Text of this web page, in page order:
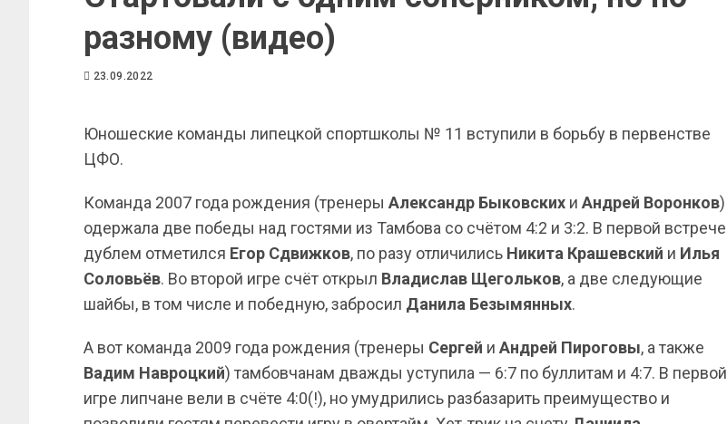
разному (видео)
23.09.2022
Юношеские команды липецкой спортшколы № 11 вступили в борьбу в первенстве
ЦФО.
Команда 2007 года рождения (тренеры Александр Быковских и Андрей Воронков)
одержала две победы над гостями из Тамбова со счётом 4:2 и 3:2. В первой встрече
дублем отметился Егор Сдвижков, по разу отличились Никита Крашевский и Илья
Соловьёв. Во второй игре счёт открыл Владислав Щегольков, а две следующие
шайбы, в том числе и победную, забросил Данила Безымянных.
А вот команда 2009 года рождения (тренеры Сергей и Андрей Пироговы, а также
Вадим Навроцкий) тамбовчанам дважды уступила — 6:7 по буллитам и 4:7. В первой
игре липчане вели в счёте 4:0(!), но умудрились разбазарить преимущество и